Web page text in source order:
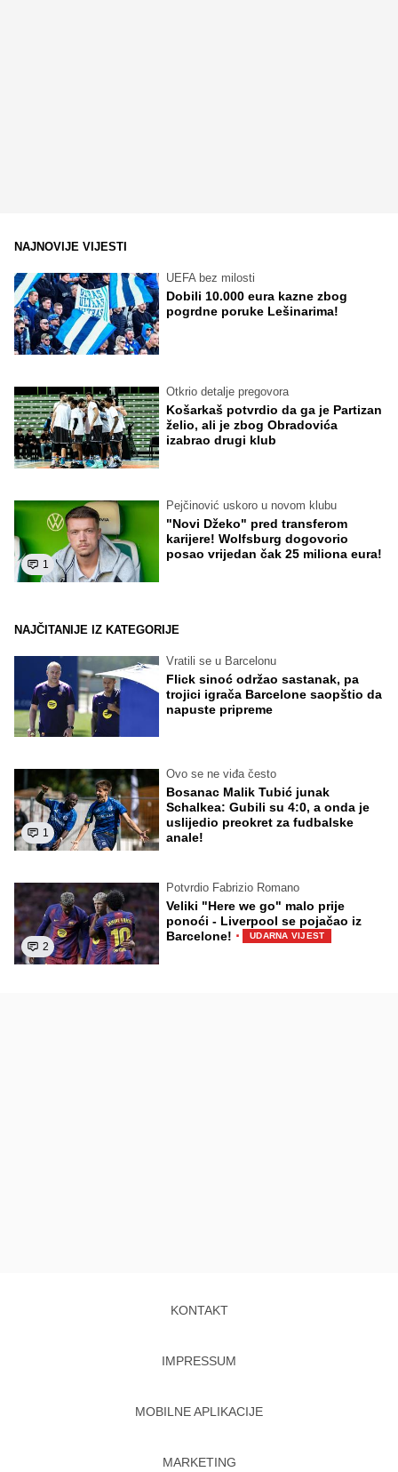
NAJNOVIJE VIJESTI
UEFA bez milosti
Dobili 10.000 eura kazne zbog
pogrdne poruke Lešinarima!
Otkrio detalje pregovora
Košarkaš potvrdio da ga je Partizan
želio, ali je zbog Obradovića
izabrao drugi klub
1
Pejčinović uskoro u novom klubu
"Novi Džeko" pred transferom
karijere! Wolfsburg dogovorio
posao vrijedan čak 25 miliona eura!
NAJČITANIJE IZ KATEGORIJE
Vratili se u Barcelonu
Flick sinoć održao sastanak, pa
trojici igrača Barcelone saopštio da
napuste pripreme
1
Ovo se ne viđa često
Bosanac Malik Tubić junak
Schalkea: Gubili su 4:0, a onda je
uslijedio preokret za fudbalske
anale!
2
Potvrdio Fabrizio Romano
Veliki "Here we go" malo prije
ponoći - Liverpool se pojačao iz
Barcelone! · UDARNA VIJEST
KONTAKT
IMPRESSUM
MOBILNE APLIKACIJE
MARKETING